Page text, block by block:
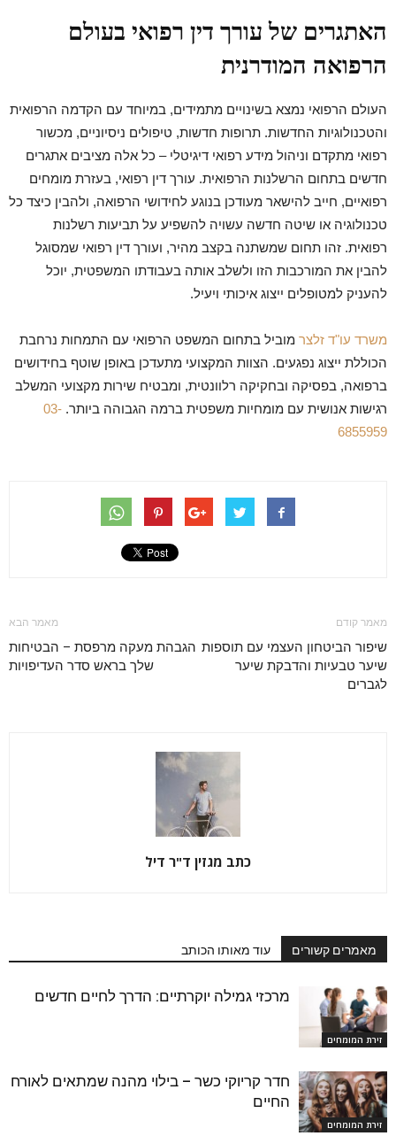
האתגרים של עורך דין רפואי בעולם
הרפואה המודרנית
העולם הרפואי נמצא בשינויים מתמידים, במיוחד עם הקדמה הרפואית
והטכנולוגיות החדשות. תרופות חדשות, טיפולים ניסיוניים, מכשור
רפואי מתקדם וניהול מידע רפואי דיגיטלי – כל אלה מציבים אתגרים
חדשים בתחום הרשלנות הרפואית. עורך דין רפואי, בעזרת מומחים
רפואיים, חייב להישאר מעודכן בנוגע לחידושי הרפואה, ולהבין כיצד כל
טכנולוגיה או שיטה חדשה עשויה להשפיע על תביעות רשלנות
רפואית. זהו תחום שמשתנה בקצב מהיר, ועורך דין רפואי שמסוגל
להבין את המורכבות הזו ולשלב אותה בעבודתו המשפטית, יוכל
להעניק למטופלים ייצוג איכותי ויעיל.
משרד עו"ד זלצר מוביל בתחום המשפט הרפואי עם התמחות נרחבת
הכוללת ייצוג נפגעים. הצוות המקצועי מתעדכן באופן שוטף בחידושים
ברפואה, בפסיקה ובחקיקה רלוונטית, ומבטיח שירות מקצועי המשלב
רגישות אנושית עם מומחיות משפטית ברמה הגבוהה ביותר. 03-
6855959
מאמר קודם
שיפור הביטחון העצמי עם תוספות
שיער טבעיות והדבקת שיער
לגברים
מאמר הבא
הגבהת מעקה מרפסת – הבטיחות
שלך בראש סדר העדיפויות
כתב מגזין ד"ר דיל
מאמרים קשורים עוד מאותו הכותב
זירת המומחים
מרכזי גמילה יוקרתיים: הדרך לחיים חדשים
זירת המומחים
חדר קריוקי כשר – בילוי מהנה שמתאים לאורח
החיים